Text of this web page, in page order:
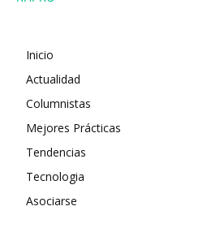
Inicio
Actualidad
Columnistas
Mejores Prácticas
Tendencias
Tecnologia
Asociarse